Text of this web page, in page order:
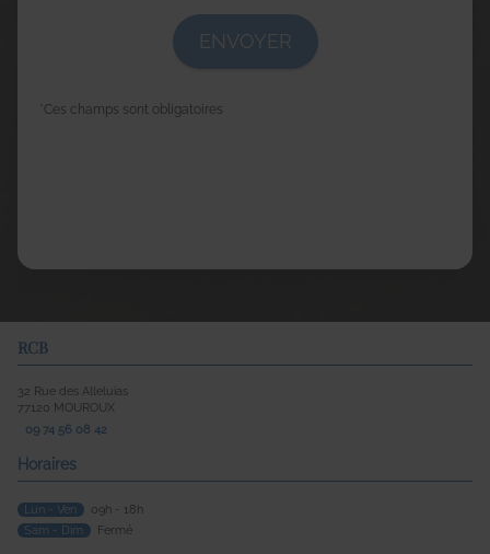
*Ces champs sont obligatoires
RCB
32 Rue des Alleluias
77120 MOUROUX
09 74 56 08 42
Horaires
Lun - Ven
09h - 18h
Sam - Dim
Fermé